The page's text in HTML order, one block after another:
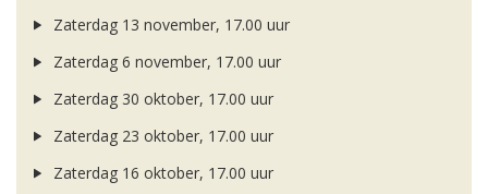
Zaterdag 13 november, 17.00 uur
Zaterdag 6 november, 17.00 uur
Zaterdag 30 oktober, 17.00 uur
Zaterdag 23 oktober, 17.00 uur
Zaterdag 16 oktober, 17.00 uur